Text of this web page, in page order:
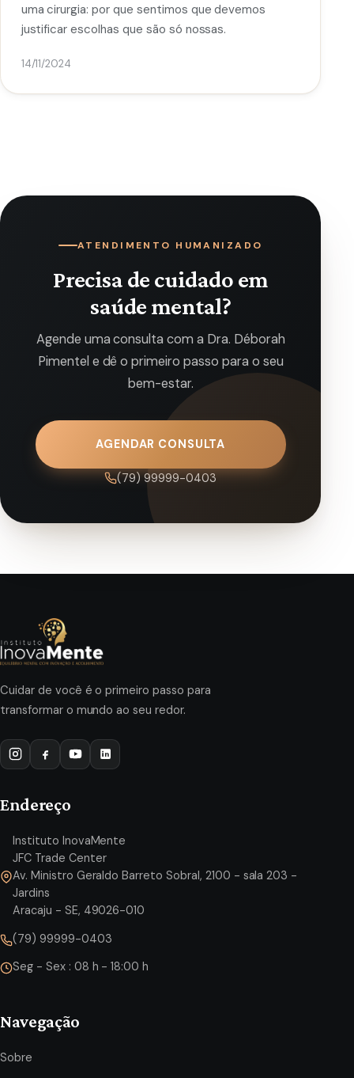
uma cirurgia: por que sentimos que devemos
justificar escolhas que são só nossas.
14/11/2024
ATENDIMENTO HUMANIZADO
Precisa de cuidado em
saúde mental?
Agende uma consulta com a Dra. Déborah
Pimentel e dê o primeiro passo para o seu
bem-estar.
AGENDAR CONSULTA
(79) 99999-0403
Cuidar de você é o primeiro passo para
transformar o mundo ao seu redor.
Endereço
Instituto InovaMente
JFC Trade Center
Av. Ministro Geraldo Barreto Sobral, 2100 - sala 203 -
Jardins
Aracaju - SE, 49026-010
(79) 99999-0403
Seg - Sex : 08 h - 18:00 h
Navegação
Sobre